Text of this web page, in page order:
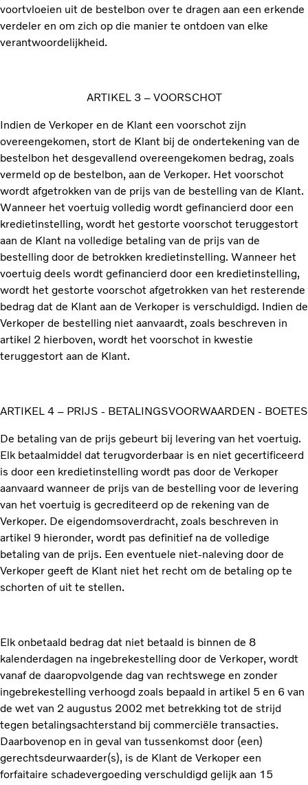
voortvloeien uit de bestelbon over te dragen aan een erkende
verdeler en om zich op die manier te ontdoen van elke
verantwoordelijkheid.
ARTIKEL 3 – VOORSCHOT
Indien de Verkoper en de Klant een voorschot zijn
overeengekomen, stort de Klant bij de ondertekening van de
bestelbon het desgevallend overeengekomen bedrag, zoals
vermeld op de bestelbon, aan de Verkoper. Het voorschot
wordt afgetrokken van de prijs van de bestelling van de Klant.
Wanneer het voertuig volledig wordt gefinancierd door een
kredietinstelling, wordt het gestorte voorschot teruggestort
aan de Klant na volledige betaling van de prijs van de
bestelling door de betrokken kredietinstelling. Wanneer het
voertuig deels wordt gefinancierd door een kredietinstelling,
wordt het gestorte voorschot afgetrokken van het resterende
bedrag dat de Klant aan de Verkoper is verschuldigd. Indien de
Verkoper de bestelling niet aanvaardt, zoals beschreven in
artikel 2 hierboven, wordt het voorschot in kwestie
teruggestort aan de Klant.
ARTIKEL 4 – PRIJS - BETALINGSVOORWAARDEN - BOETES
De betaling van de prijs gebeurt bij levering van het voertuig.
Elk betaalmiddel dat terugvorderbaar is en niet gecertificeerd
is door een kredietinstelling wordt pas door de Verkoper
aanvaard wanneer de prijs van de bestelling voor de levering
van het voertuig is gecrediteerd op de rekening van de
Verkoper. De eigendomsoverdracht, zoals beschreven in
artikel 9 hieronder, wordt pas definitief na de volledige
betaling van de prijs. Een eventuele niet-naleving door de
Verkoper geeft de Klant niet het recht om de betaling op te
schorten of uit te stellen.
Elk onbetaald bedrag dat niet betaald is binnen de 8
kalenderdagen na ingebrekestelling door de Verkoper, wordt
vanaf de daaropvolgende dag van rechtswege en zonder
ingebrekestelling verhoogd zoals bepaald in artikel 5 en 6 van
de wet van 2 augustus 2002 met betrekking tot de strijd
tegen betalingsachterstand bij commerciële transacties.
Daarbovenop en in geval van tussenkomst door (een)
gerechtsdeurwaarder(s), is de Klant de Verkoper een
forfaitaire schadevergoeding verschuldigd gelijk aan 15